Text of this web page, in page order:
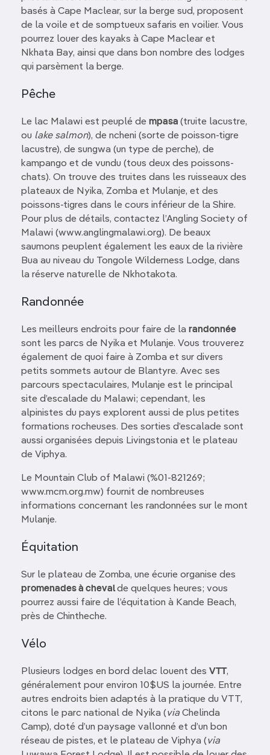
basés à Cape Maclear, sur la berge sud, proposent
de la voile et de somptueux safaris en voilier. Vous
pourrez louer des kayaks à Cape Maclear et
Nkhata Bay, ainsi que dans bon nombre des lodges
qui parsèment la berge.
Pêche
Le lac Malawi est peuplé de mpasa (truite lacustre,
ou lake salmon), de ncheni (sorte de poisson-tigre
lacustre), de sungwa (un type de perche), de
kampango et de vundu (tous deux des poissons-
chats). On trouve des truites dans les ruisseaux des
plateaux de Nyika, Zomba et Mulanje, et des
poissons-tigres dans le cours inférieur de la Shire.
Pour plus de détails, contactez l’Angling Society of
Malawi (www.anglingmalawi.org). De beaux
saumons peuplent également les eaux de la rivière
Bua au niveau du Tongole Wilderness Lodge, dans
la réserve naturelle de Nkhotakota.
Randonnée
Les meilleurs endroits pour faire de la randonnée
sont les parcs de Nyika et Mulanje. Vous trouverez
également de quoi faire à Zomba et sur divers
petits sommets autour de Blantyre. Avec ses
parcours spectaculaires, Mulanje est le principal
site d’escalade du Malawi; cependant, les
alpinistes du pays explorent aussi de plus petites
formations rocheuses. Des sorties d’escalade sont
aussi organisées depuis Livingstonia et le plateau
de Viphya.
Le Mountain Club of Malawi (%01-821269;
www.mcm.org.mw) fournit de nombreuses
informations concernant les randonnées sur le mont
Mulanje.
Équitation
Sur le plateau de Zomba, une écurie organise des
promenades à chevalde quelques heures; vous
pourrez aussi faire de l’équitation à Kande Beach,
près de Chintheche.
Vélo
Plusieurs lodges en bord delac louent des VTT,
généralement pour environ 10$US la journée. Entre
autres endroits bien adaptés à la pratique du VTT,
citons le parc national de Nyika (via Chelinda
Camp), doté d’un paysage vallonné et d’un bon
réseau de pistes, et le plateau de Viphya (via